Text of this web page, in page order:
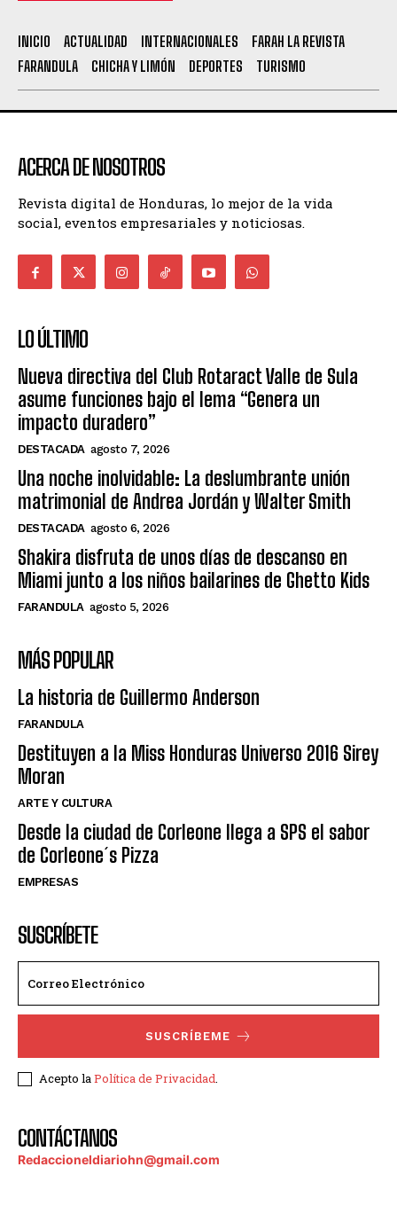
INICIO ACTUALIDAD INTERNACIONALES
FARAH LA REVISTA
FARANDULA
CHICHA Y LIMÓN DEPORTES TURISMO
ACERCA DE NOSOTROS
Revista digital de Honduras, lo mejor de la vida
social, eventos empresariales y noticiosas.
LO ÚLTIMO
Nueva directiva del Club Rotaract Valle de Sula
asume funciones bajo el lema “Genera un
impacto duradero”
DESTACADA agosto 7, 2026
Una noche inolvidable: La deslumbrante unión
matrimonial de Andrea Jordán y Walter Smith
DESTACADA agosto 6, 2026
Shakira disfruta de unos días de descanso en
Miami junto a los niños bailarines de Ghetto Kids
FARANDULA agosto 5, 2026
MÁS POPULAR
La historia de Guillermo Anderson
FARANDULA
Destituyen a la Miss Honduras Universo 2016 Sirey
Moran
ARTE Y CULTURA
Desde la ciudad de Corleone llega a SPS el sabor
de Corleone´s Pizza
EMPRESAS
SUSCRÍBETE
SUSCRÍBEME
Acepto laPolítica de Privacidad.
CONTÁCTANOS
Redaccioneldiariohn@gmail.com